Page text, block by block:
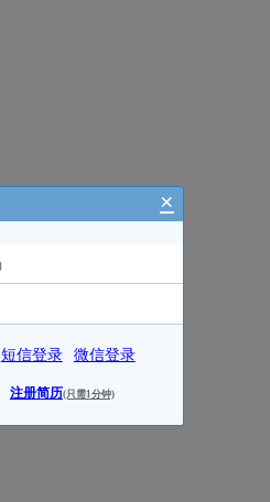
×
短信登录 微信登录
注册简历(只需1分钟)